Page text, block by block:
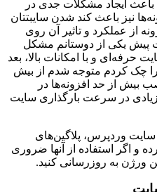
ایجاد مشکلات جدی در
نیز باعث کند شدن سایبتتان
از عملکرد و تاثیر آن روی
پیش یکی از دوستانم مشکل
و با امکانات بالا، بعد
چک کردم متوجه شدم از بیش
نصب بیش از حد افزونه‌ها در
زیادی در سرعت بارگذاری سایت
وردپرس، پلاگین‌های
و اگر استفاده از آنها ضروری
ورژن به روزرسانی کنید.